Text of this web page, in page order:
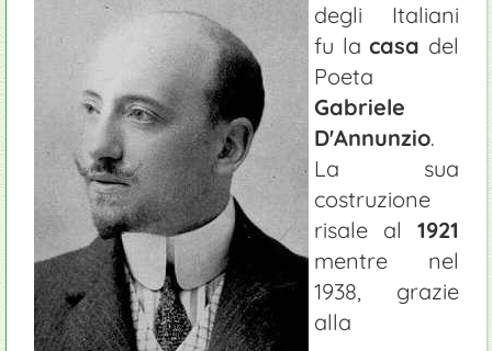
degli Italiani
fu lacasa del
Poeta
Gabriele
D'Annunzio.
La sua
costruzione
risale al 1921
mentre nel
1938, grazie
alla